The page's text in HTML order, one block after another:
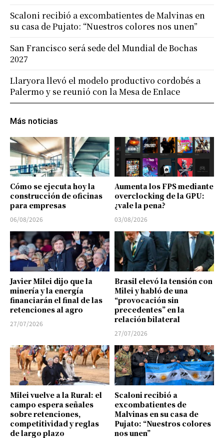
Más noticias
Cómo se ejecuta hoy la
construcción de oficinas
para empresas
06/08/2026
Aumenta los FPS mediante
overclocking de la GPU:
¿vale la pena?
03/08/2026
Javier Milei dijo que la
minería y la energía
financiarán el final de las
retenciones al agro
27/07/2026
Brasil elevó la tensión con
Milei y habló de una
“provocación sin
precedentes” en la
relación bilateral
27/07/2026
Milei vuelve a la Rural: el
campo espera señales
sobre retenciones,
competitividad y reglas
de largo plazo
Scaloni recibió a
excombatientes de
Malvinas en su casa de
Pujato: “Nuestros colores
nos unen”
Scaloni recibió a excombatientes de Malvinas en
su casa de Pujato: “Nuestros colores nos unen”
San Francisco será sede del Mundial de Bochas
2027
Llaryora llevó el modelo productivo cordobés a
Palermo y se reunió con la Mesa de Enlace